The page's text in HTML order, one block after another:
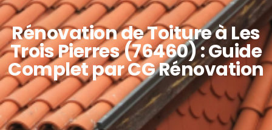
Rénovation de Toiture à Les
Trois Pierres (76460) : Guide
Complet par CG Rénovation